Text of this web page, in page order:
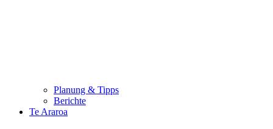
Planung & Tipps
Berichte
Te Araroa